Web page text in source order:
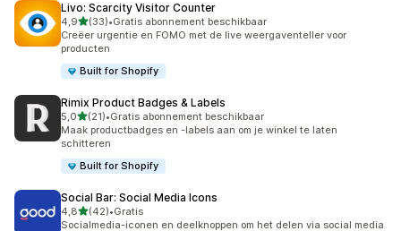
Livo: Scarcity Visitor Counter
4,9van 5 sterren
(33)
33 recensies in totaal
•Gratis abonnement beschikbaar
Creëer urgentie en FOMO met de live weergaventeller voor
producten
Built for Shopify
Rimix Product Badges & Labels
5,0van 5 sterren
(21)
21 recensies in totaal
•Gratis abonnement beschikbaar
Maak productbadges en -labels aan om je winkel te laten
schitteren
Built for Shopify
Social Bar: Social Media Icons
4,8van 5 sterren
(42)
42 recensies in totaal
•Gratis
Socialmedia-iconen en deelknoppen om het delen via social media